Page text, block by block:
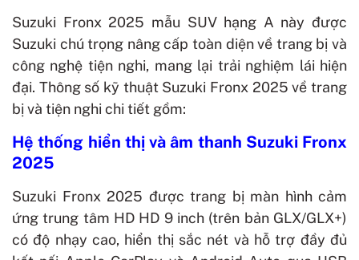
Suzuki Fronx 2025 mẫu SUV hạng A này được
Suzuki chú trọng nâng cấp toàn diện về trang bị và
công nghệ tiện nghi, mang lại trải nghiệm lái hiện
đại. Thông số kỹ thuật Suzuki Fronx 2025 về trang
bị và tiện nghi chi tiết gồm:
Hệ thống hiển thị và âm thanh Suzuki Fronx
2025
Suzuki Fronx 2025 được trang bị màn hình cảm
ứng trung tâm HD HD 9 inch (trên bản GLX/GLX+)
có độ nhạy cao, hiển thị sắc nét và hỗ trợ đầy đủ